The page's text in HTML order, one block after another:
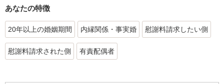
あなたの特徴
20年以上の婚姻期間 内縁関係・事実婚 慰謝料請求したい側
慰謝料請求された側 有責配偶者